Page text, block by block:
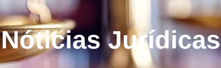
Nóticias Jurídicas